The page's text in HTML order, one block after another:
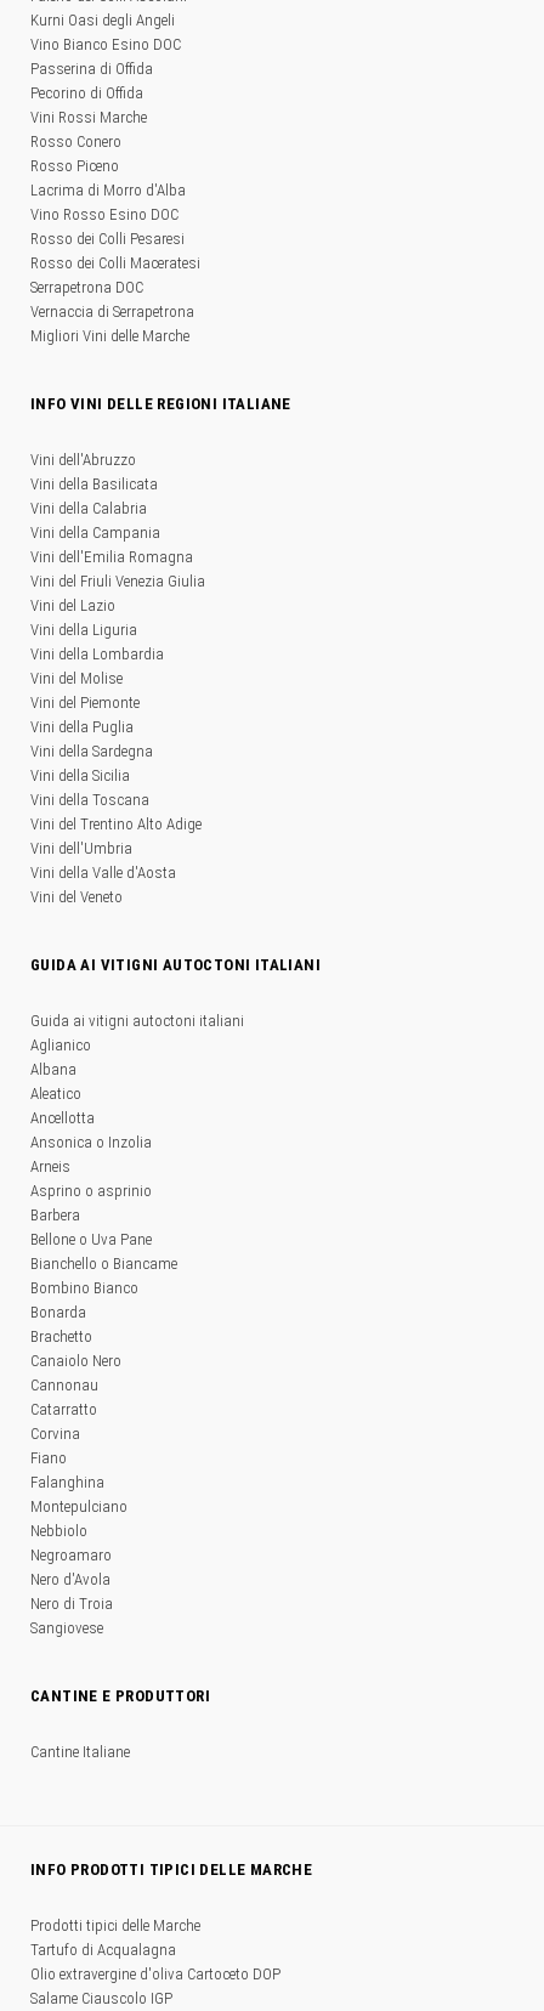
Kurni Oasi degli Angeli
Vino Bianco Esino DOC
Passerina di Offida
Pecorino di Offida
Vini Rossi Marche
Rosso Conero
Rosso Piceno
Lacrima di Morro d'Alba
Vino Rosso Esino DOC
Rosso dei Colli Pesaresi
Rosso dei Colli Maceratesi
Serrapetrona DOC
Vernaccia di Serrapetrona
Migliori Vini delle Marche
INFO VINI DELLE REGIONI ITALIANE
Vini dell'Abruzzo
Vini della Basilicata
Vini della Calabria
Vini della Campania
Vini dell'Emilia Romagna
Vini del Friuli Venezia Giulia
Vini del Lazio
Vini della Liguria
Vini della Lombardia
Vini del Molise
Vini del Piemonte
Vini della Puglia
Vini della Sardegna
Vini della Sicilia
Vini della Toscana
Vini del Trentino Alto Adige
Vini dell'Umbria
Vini della Valle d'Aosta
Vini del Veneto
GUIDA AI VITIGNI AUTOCTONI ITALIANI
Guida ai vitigni autoctoni italiani
Aglianico
Albana
Aleatico
Ancellotta
Ansonica o Inzolia
Arneis
Asprino o asprinio
Barbera
Bellone o Uva Pane
Bianchello o Biancame
Bombino Bianco
Bonarda
Brachetto
Canaiolo Nero
Cannonau
Catarratto
Corvina
Fiano
Falanghina
Montepulciano
Nebbiolo
Negroamaro
Nero d'Avola
Nero di Troia
Sangiovese
CANTINE E PRODUTTORI
Cantine Italiane
INFO PRODOTTI TIPICI DELLE MARCHE
Prodotti tipici delle Marche
Tartufo di Acqualagna
Olio extravergine d'oliva Cartoceto DOP
Salame Ciauscolo IGP